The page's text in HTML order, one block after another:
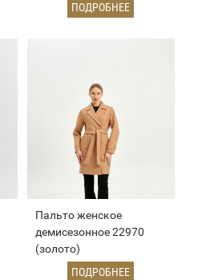
ПОДРОБНЕЕ
Пальто женское
демисезонное 22970
(золото)
ПОДРОБНЕЕ